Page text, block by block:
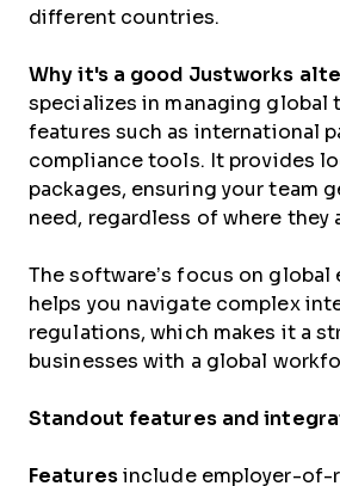
different countries.
Why it's a good Justworks
specializes in managing global
features such as international
compliance tools. It provides
packages, ensuring your team
need, regardless of where they
The software’s focus on global
helps you navigate complex
regulations, which makes it a
businesses with a global
Standout features and
Featuresinclude employer-of-